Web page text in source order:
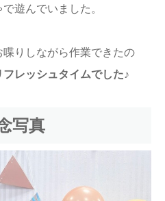
遊んでいました。
りしながら作業できたの
レッシュタイムでした♪
写真